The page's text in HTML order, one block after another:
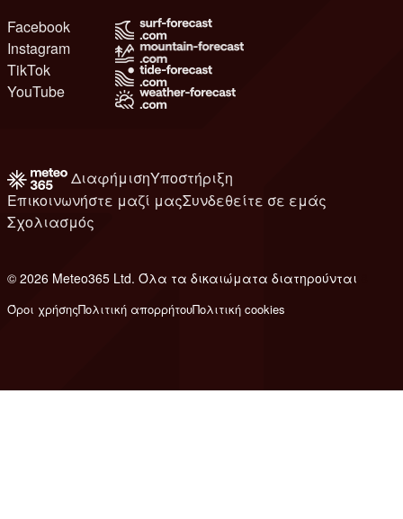
Facebook
Instagram
TikTok
YouTube
ΔιαφήμισηΥποστήριξη
Επικοινωνήστε μαζί μαςΣυνδεθείτε σε εμάς
Σχολιασμός
© 2026 Meteo365 Ltd. Όλα τα δικαιώματα διατηρούνται
Όροι χρήσηςΠολιτική απορρήτουΠολιτική cookies